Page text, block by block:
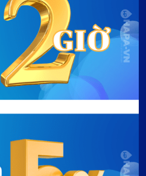
bếp Malaysia, giải thích tại
lý hơn dòng Germany đầy
- tránh trip cầu
cùng lúc
3000W, tổng lý
vượt ngưỡng cầu dao nhà.
tối đa 3700W và tự phân